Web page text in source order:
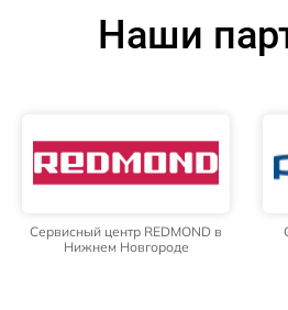
Наши
Сервисный центр REDMOND в
Нижнем Новгороде